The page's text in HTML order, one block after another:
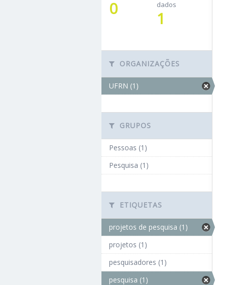
0
dados
1
ORGANIZAÇÕES
UFRN (1)
GRUPOS
Pessoas (1)
Pesquisa (1)
ETIQUETAS
projetos de pesquisa (1)
projetos (1)
pesquisadores (1)
pesquisa (1)